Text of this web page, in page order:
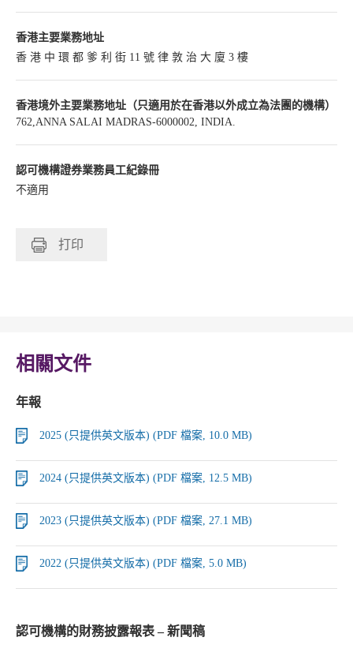
香港主要業務地址
香 港 中 環 都 爹 利 街 11 號 律 敦 治 大 廈 3 樓
香港境外主要業務地址（只適用於在香港以外成立為法團的機構）
762,ANNA SALAI MADRAS-6000002, INDIA.
認可機構證券業務員工紀錄冊
不適用
打印
相關文件
年報
2025 (只提供英文版本) (PDF 檔案, 10.0 MB)
2024 (只提供英文版本) (PDF 檔案, 12.5 MB)
2023 (只提供英文版本) (PDF 檔案, 27.1 MB)
2022 (只提供英文版本) (PDF 檔案, 5.0 MB)
認可機構的財務披露報表 – 新聞稿